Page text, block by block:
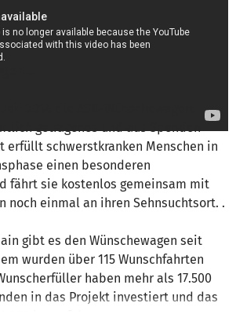
message
getragenes und aus Spenden
erfüllt schwerstkranken Menschen in
einen besonderen
fährt sie kostenlos gemeinsam mit
noch einmal an ihren Sehnsuchtsort. .
gibt es den Wünschewagen seit
wurden über 115 Wunschfahrten
haben mehr als 17.500
in das Projekt investiert und das